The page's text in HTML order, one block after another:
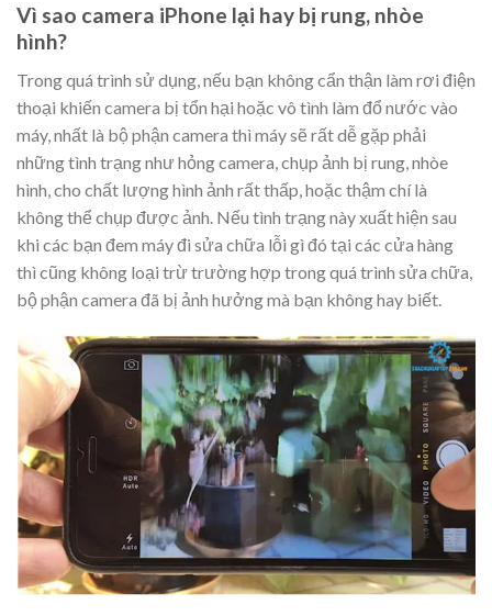
Vì sao camera iPhone lại hay bị rung, nhòe
hình?
Trong quá trình sử dụng, nếu bạn không cẩn thận làm rơi điện
thoại khiến camera bị tổn hại hoặc vô tình làm đổ nước vào
máy, nhất là bộ phận camera thì máy sẽ rất dễ gặp phải
những tình trạng như hỏng camera, chụp ảnh bị rung, nhòe
hình, cho chất lượng hình ảnh rất thấp, hoặc thậm chí là
không thể chụp được ảnh. Nếu tình trạng này xuất hiện sau
khi các bạn đem máy đi sửa chữa lỗi gì đó tại các cửa hàng
thì cũng không loại trừ trường hợp trong quá trình sửa chữa,
bộ phận camera đã bị ảnh hưởng mà bạn không hay biết.